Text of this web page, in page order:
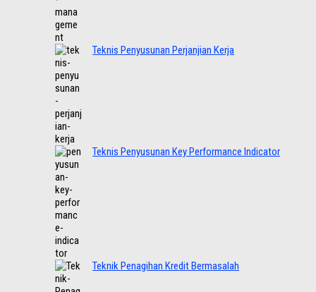
Teknis Penyusunan Perjanjian Kerja
Teknis Penyusunan Key Performance Indicator
Teknik Penagihan Kredit Bermasalah